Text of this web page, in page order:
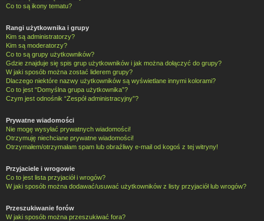
Co to są ikony tematu?
Rangi użytkownika i grupy
Kim są administratorzy?
Kim są moderatorzy?
Co to są grupy użytkowników?
Gdzie znajduje się spis grup użytkowników i jak można dołączyć do grupy?
W jaki sposób można zostać liderem grupy?
Dlaczego niektóre nazwy użytkowników są wyświetlane innymi kolorami?
Co to jest “Domyślna grupa użytkownika”?
Czym jest odnośnik “Zespół administracyjny”?
Prywatne wiadomości
Nie mogę wysyłać prywatnych wiadomości!
Otrzymuję niechciane prywatne wiadomości!
Otrzymałem/otrzymałam spam lub obraźliwy e-mail od kogoś z tej witryny!
Przyjaciele i wrogowie
Co to jest lista przyjaciół i wrogów?
W jaki sposób można dodawać/usuwać użytkowników z listy przyjaciół lub wrogów?
Przeszukiwanie forów
W jaki sposób można przeszukiwać fora?